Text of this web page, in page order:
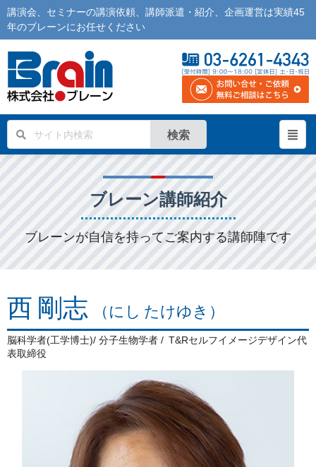
講演会 セミナーの講演依頼 講師派遣 ・紹介、企画運営は実績45
年のブレーンにお任せください
検索
ブレーン講師紹介
ブレーンが自信を持ってご案内する講師陣です
西 剛志 （にし たけゆき）
脳科学者(工学博士)/ 分子生物学者
T&Rセルフイメージデザイン代
表取締役